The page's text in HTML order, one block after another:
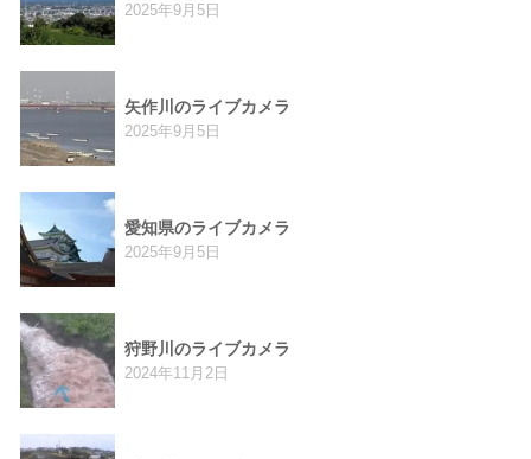
2025年9月5日
矢作川のライブカメラ
2025年9月5日
愛知県のライブカメラ
2025年9月5日
狩野川のライブカメラ
2024年11月2日